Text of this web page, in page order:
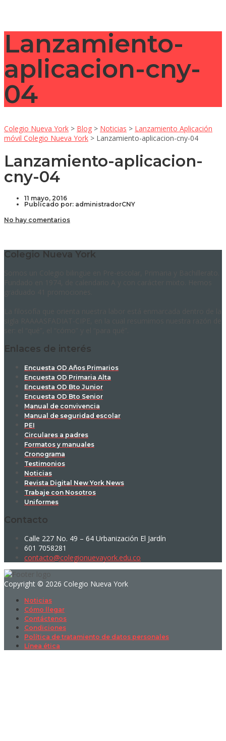
Lanzamiento-
aplicacion-cny-
04
Colegio Nueva York > Blog > Noticias > Lanzamiento Aplicación
móvil Colegio Nueva York > Lanzamiento-aplicacion-cny-04
Lanzamiento-aplicacion-
cny-04
11 mayo, 2016
Publicado por: administradorCNY
No hay comentarios
Colegio Nueva York
Enlaces de interés
Encuesta OD Años Primarios
Encuesta OD Primaria Alta
Encuesta OD Bto Junior
Encuesta OD Bto Senior
Manual de convivencia
Manual de seguridad escolar
PEI
Circulares a padres
Formatos y manuales
Cronograma
Testimonios
Noticias
Revista Digital New York News
Trabaje con Nosotros
Uniformes
Contacto
Calle 227 No. 49 – 64 Urbanización El Jardín
601 7058281
contacto@colegionuevayork.edu.co
Copyright © 2026 Colegio Nueva York
Noticias
Cómo llegar
Contáctenos
Condiciones
Política de tratamiento de datos personales
Línea ética